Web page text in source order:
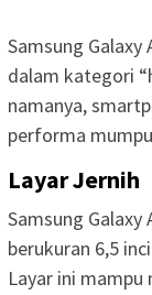
Samsung
dalam kategori
namanya,
performa
Layar Jernih
Samsung Galaxy
berukuran 6,5
Layar ini mampu